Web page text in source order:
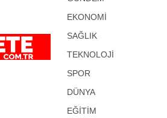
EKONOMİ
SAĞLIK
TEKNOLOJİ
SPOR
DÜNYA
EĞİTİM